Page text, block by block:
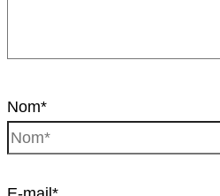
Nom*